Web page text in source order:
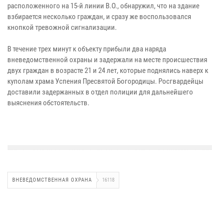
расположенного на 15-й линии В.О., обнаружил, что на здание
взбирается несколько граждан, и сразу же воспользовался
кнопкой тревожной сигнализации.
В течение трех минут к объекту прибыли два наряда
вневедомственной охраны и задержали на месте происшествия
двух граждан в возрасте 21 и 24 лет, которые поднялись наверх к
куполам храма Успения Пресвятой Богородицы. Росгвардейцы
доставили задержанных в отдел полиции для дальнейшего
выяснения обстоятельств.
ВНЕВЕДОМСТВЕННАЯ ОХРАНА 16118